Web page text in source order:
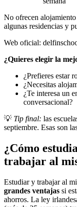
No ofrecen
algunas residencias y
Web oficial:
¿Quieres elegir la
¿Prefieres estar
¿Necesitas
¿Te interesa un
conversacional?
💡 Tip final: las
septiembre. Esas son
¿Cómo
trabajar al
Estudiar y trabajar al
grandes ventajas si
ahorros. La ley